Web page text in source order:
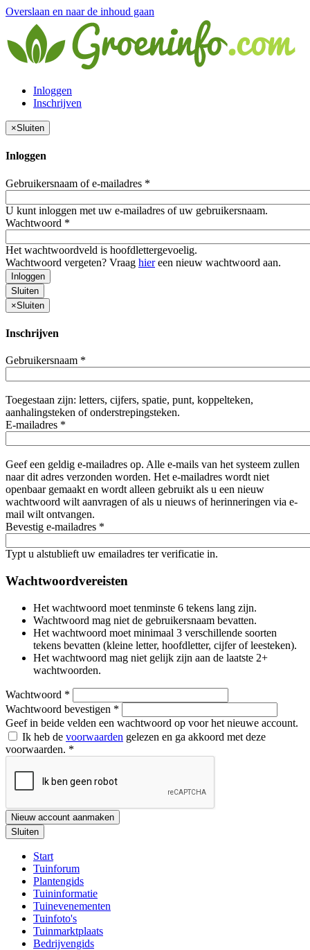
Overslaan en naar de inhoud gaan
Inloggen
Inschrijven
×Sluiten
Inloggen
Gebruikersnaam of e-mailadres *
U kunt inloggen met uw e-mailadres of uw gebruikersnaam.
Wachtwoord *
Het wachtwoordveld is hoofdlettergevoelig.
Wachtwoord vergeten? Vraag hiereen nieuw wachtwoord aan.
Inloggen
Sluiten
×Sluiten
Inschrijven
Gebruikersnaam *
Toegestaan zijn: letters, cijfers, spatie, punt, koppelteken,
aanhalingsteken of onderstrepingsteken.
E-mailadres *
Geef een geldig e-mailadres op. Alle e-mails van het systeem zullen
naar dit adres verzonden worden. Het e-mailadres wordt niet
openbaar gemaakt en wordt alleen gebruikt als u een nieuw
wachtwoord wilt aanvragen of als u nieuws of herinneringen via e-
mail wilt ontvangen.
Bevestig e-mailadres *
Typt u alstublieft uw emailadres ter verificatie in.
Wachtwoordvereisten
Het wachtwoord moet tenminste 6 tekens lang zijn.
Wachtwoord mag niet de gebruikersnaam bevatten.
Het wachtwoord moet minimaal 3 verschillende soorten
tekens bevatten (kleine letter, hoofdletter, cijfer of leesteken).
Het wachtwoord mag niet gelijk zijn aan de laatste 2+
wachtwoorden.
Wachtwoord *
Wachtwoord bevestigen *
Geef in beide velden een wachtwoord op voor het nieuwe account.
Ik heb de voorwaarden gelezen en ga akkoord met deze
voorwaarden. *
Nieuw account aanmaken
Sluiten
Start
Tuinforum
Plantengids
Tuininformatie
Tuinevenementen
Tuinfoto's
Tuinmarktplaats
Bedrijvengids